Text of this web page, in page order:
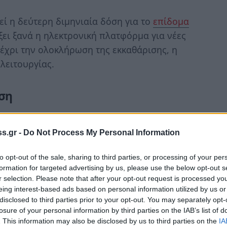
- Do Not Process My Personal Information
opt-out of the sale, sharing to third parties, or processing of your
for targeted advertising by us, please use the below opt-out
selection. Please note that after your opt-out request is processed
interest-based ads based on personal information utilized by us
to third parties prior to your opt-out. You may separately
of your personal information by third parties on the IAB’s list of
This information may also be disclosed by us to third parties on the
η δεύτερη διμηνιαία δόση για το επίδομα
ξανά η ηλεκτρονική πλατφόρμα για νέες
την ολοκλήρωση της εκκαθάρισης, η
θα πληρωθεί την Παρασκευή 29 Μαΐου
ημέρα του μήνα.
υπόλοιπα επιδόματα του ΟΠΕΚΑ.
Α21
προσωρινά εκτός λειτουργίας στο πλαίσιο